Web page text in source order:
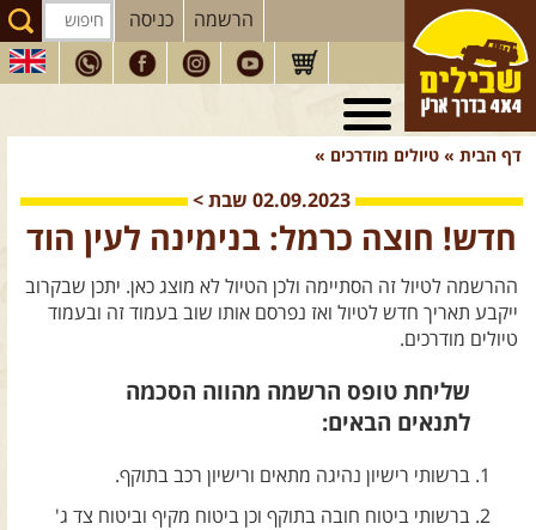
הרשמה כניסה
טיולי 4X4
בארץ
המדריכיםשלנו
הירשמו לניוזלטר שבילים
דף הבית » טיולים מודרכים »
02.09.2023 שבת >
חדש! חוצה כרמל: בנימינה לעין הוד
ההרשמה לטיול זה הסתיימה ולכן הטיול לא מוצג כאן. יתכן שבקרוב
ייקבע תאריך חדש לטיול ואז נפרסם אותו שוב בעמוד זה ובעמוד
טיולים מודרכים.
שליחת טופס הרשמה מהווה הסכמה
לתנאים הבאים:
ברשותי רישיון נהיגה מתאים ורישיון רכב בתוקף.
ברשותי ביטוח חובה בתוקף וכן ביטוח מקיף וביטוח צד ג'